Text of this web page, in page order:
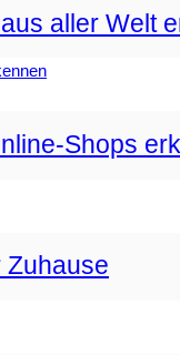
aller Welt
Shops
Zuhause